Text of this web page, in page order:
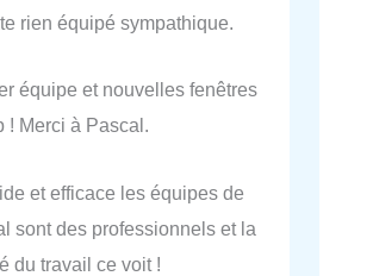
rien équipé sympathique.
équipe et nouvelles fenêtres
! Merci à Pascal.
et efficace les équipes de
sont des professionnels et la
du travail ce voit !